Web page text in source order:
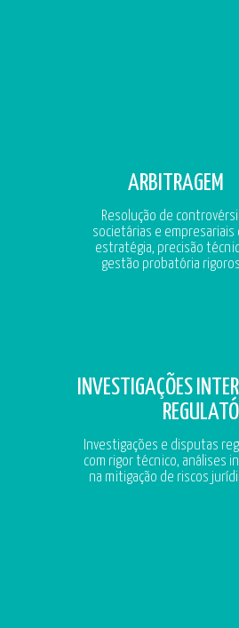
ARBITRAGEM
Resolução de
societárias e empresariais
estratégia, precisão
gestão probatória
INVESTIGAÇÕES
Investigações e disputas
com rigor técnico, análises
na mitigação de riscos